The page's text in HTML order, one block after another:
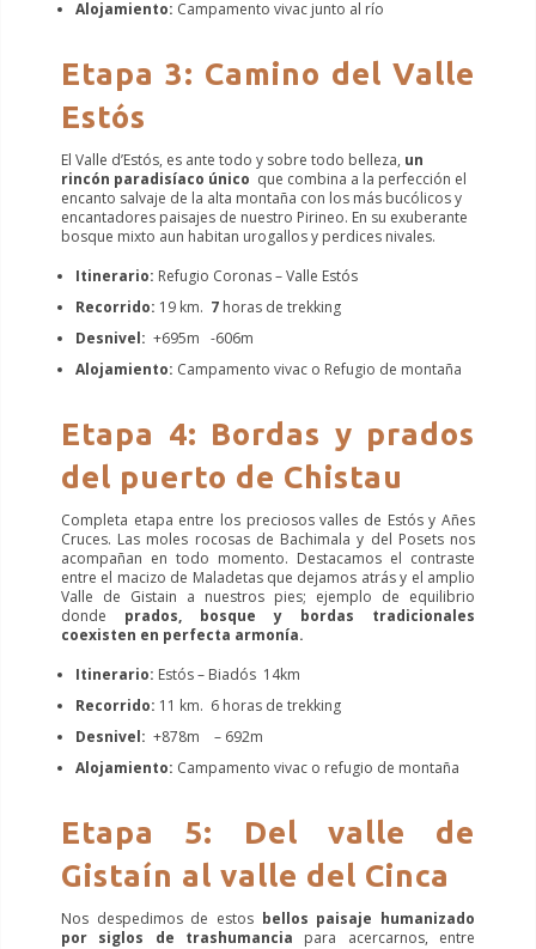
Alojamiento: Campamento vivac junto al río
Etapa 3: Camino del Valle
Estós
El Valle d’Estós, es ante todo y sobre todo belleza, un
rincón paradisíaco único que combina a la perfección el
encanto salvaje de la alta montaña con los más bucólicos y
encantadores paisajes de nuestro Pirineo. En su exuberante
bosque mixto aun habitan urogallos y perdices nivales.
Itinerario: Refugio Coronas – Valle Estós
Recorrido: 19 km. 7 horas de trekking
Desnivel: +695m -606m
Alojamiento: Campamento vivac o Refugio de montaña
Etapa 4: Bordas y prados
del puerto de Chistau
Completa etapa entre los preciosos valles de Estós y Añes
Cruces. Las moles rocosas de Bachimala y del Posets nos
acompañan en todo momento. Destacamos el contraste
entre el macizo de Maladetas que dejamos atrás y el amplio
Valle de Gistain a nuestros pies; ejemplo de equilibrio
donde prados, bosque y bordas tradicionales
coexisten en perfecta armonía.
Itinerario: Estós – Biadós 14km
Recorrido: 11 km. 6 horas de trekking
Desnivel: +878m – 692m
Alojamiento: Campamento vivac o refugio de montaña
Etapa 5: Del valle de
Gistaín al valle del Cinca
Nos despedimos de estos bellos paisaje humanizado
por siglos de trashumancia para acercarnos, entre